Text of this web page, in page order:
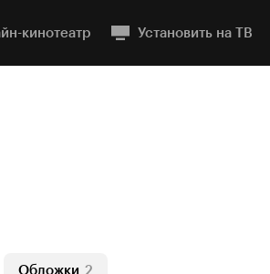
кинотеатр Установить на ТВ
Обложки 2